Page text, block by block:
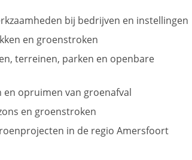
bij bedrijven en instellingen
en groenstroken
terreinen, parken en openbare
en opruimen van groenafval
en groenstroken
in de regio Amersfoort